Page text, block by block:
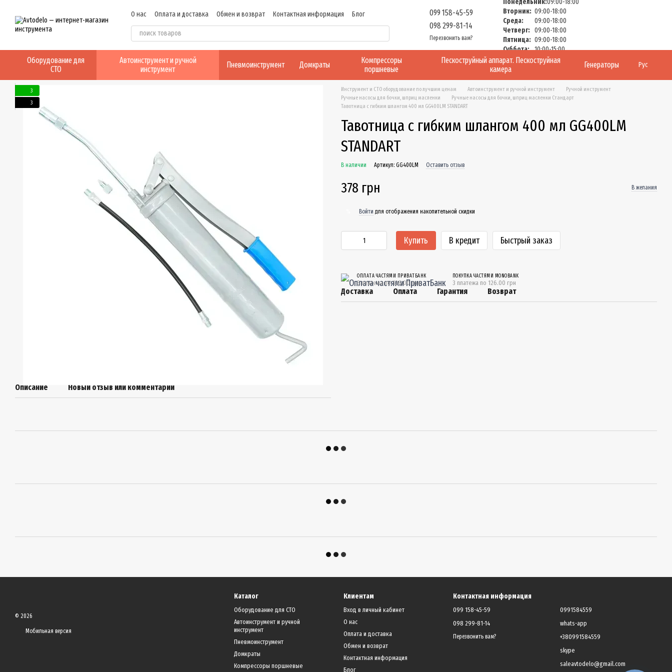
О нас Оплата и доставка Обмен и возврат Контактная информация
Блог
Отзывы о магазине
099 158-45-59
098 299-81-14
Перезвонить вам?
Понедельник:09:00-18:00
Вторник: 09:00-18:00
Среда:
09:00-18:00
Четверг: 09:00-18:00
Пятница: 09:00-18:00
Суббота: 10:00-15:00
Воскресенье:Выходной
Оборудование для
СТО
Автоинструмент и ручной
инструмент
Пневмоинструмент Домкраты
Компрессоры
поршневые
Пескоструйный аппарат. Пескоструйная
камера
Генераторы Рус
3
3
Описание Новый отзыв или комментарий
Инструмент и СТО оборудование по лучшим ценам Автоинструмент и ручной инструмент
Ручной инструмент
Ручные насосы для бочки, шприц масленки
Ручные насосы для бочки, шприц масленки Стандарт
Тавотница с гибким шлангом 400 мл GG400LM STANDART
Тавотница с гибким шлангом 400 мл GG400LM
STANDART
В наличии Артикул: GG400LM Оставить отзыв
378 грн В желания
Войти для отображения накопительной скидки
Купить В кредит Быстрый заказ
ОПЛАТА ЧАСТЯМИ ПРИВАТБАНК
3 платежа по 126.00 грн
ПОКУПКА ЧАСТЯМИ MONOBANK
3 платежа по 126.00 грн
Доставка Оплата Гарантия Возврат
© 2026
Мобильная версия
Каталог
Оборудование для СТО
Автоинструмент и ручной
инструмент
Пневмоинструмент
Домкраты
Компрессоры поршневые
Клиентам
Вход в личный кабинет
О нас
Оплата и доставка
Обмен и возврат
Контактная информация
Блог
Контактная информация
099 158-45-59
098 299-81-14
Перезвонить вам?
0991584559
whats-app
+380991584559
skype
saleavtodelo@gmail.com